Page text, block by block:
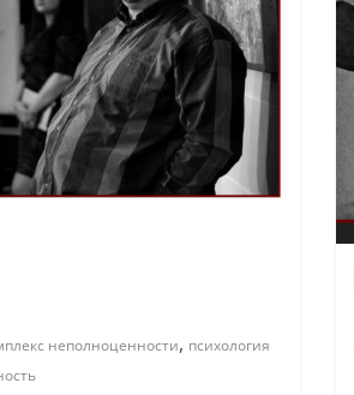
неполноценности, психология